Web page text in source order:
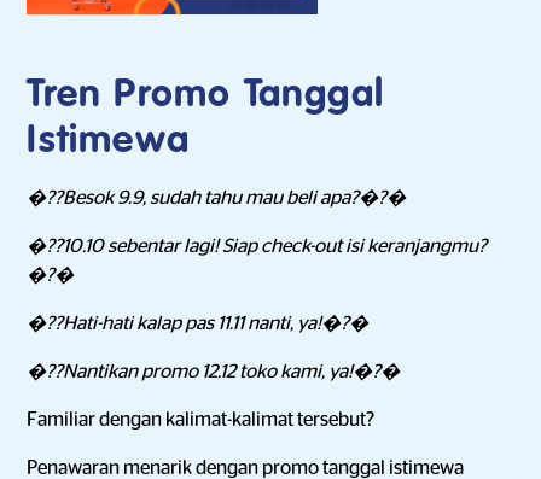
Tren Promo Tanggal
Istimewa
�??Besok 9.9, sudah tahu mau beli apa?�?�
�??10.10 sebentar lagi! Siap check-out isi keranjangmu?
�?�
�??Hati-hati kalap pas 11.11 nanti, ya!�?�
�??Nantikan promo 12.12 toko kami, ya!�?�
Familiar dengan kalimat-kalimat tersebut?
Penawaran menarik dengan promo tanggal istimewa